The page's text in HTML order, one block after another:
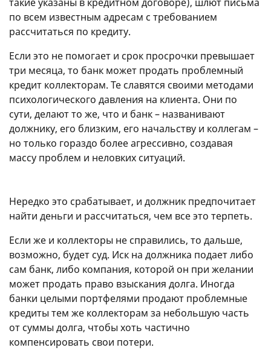
по всем известным адресам с требованием
рассчитаться по кредиту.
Если это не помогает и срок просрочки превышает
три месяца, то банк может продать проблемный
кредит коллекторам. Те славятся своими методами
психологического давления на клиента. Они по
сути, делают то же, что и банк – названивают
должнику, его близким, его начальству и коллегам –
но только гораздо более агрессивно, создавая
массу проблем и неловких ситуаций.
Нередко это срабатывает, и должник предпочитает
найти деньги и рассчитаться, чем все это терпеть.
Если же и коллекторы не справились, то дальше,
возможно, будет суд. Иск на должника подает либо
сам банк, либо компания, которой он при желании
может продать право взыскания долга. Иногда
банки целыми портфелями продают проблемные
кредиты тем же коллекторам за небольшую часть
от суммы долга, чтобы хоть частично
компенсировать свои потери.